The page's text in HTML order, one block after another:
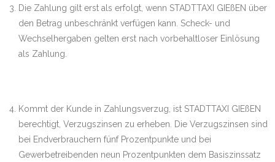
Die Zahlung gilt erst als erfolgt, wenn STADTTAXI GIEßEN über
den Betrag unbeschränkt verfügen kann. Scheck- und
Wechselhergaben gelten erst nach vorbehaltloser Einlösung
als Zahlung.
Kommt der Kunde in Zahlungsverzug, ist STADTTAXI GIEßEN
berechtigt, Verzugszinsen zu erheben. Die Verzugszinsen sind
bei Endverbrauchern fünf Prozentpunkte und bei
Gewerbetreibenden neun Prozentpunkten dem Basiszinssatz